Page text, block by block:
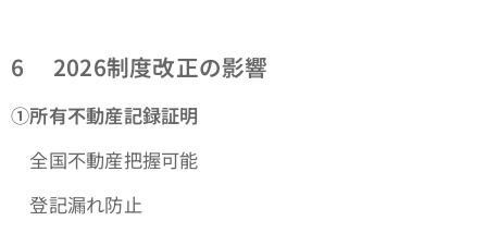
6 2026制度改正の影響
①所有不動産記録証明
全国不動産把握可能
登記漏れ防止